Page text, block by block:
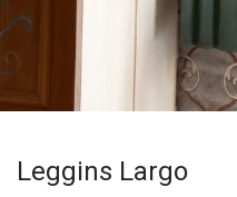
Leggins Largo